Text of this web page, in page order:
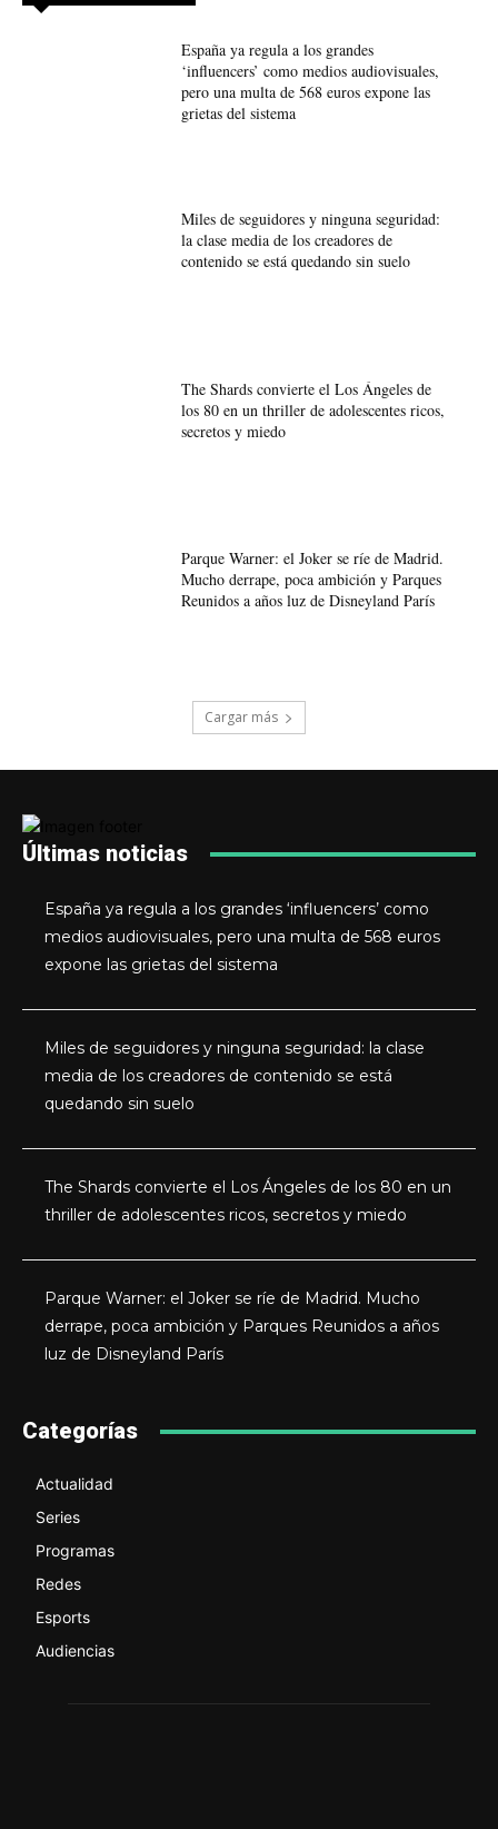
España ya regula a los grandes
‘influencers’ como medios audiovisuales,
pero una multa de 568 euros expone las
grietas del sistema
Miles de seguidores y ninguna seguridad:
la clase media de los creadores de
contenido se está quedando sin suelo
The Shards convierte el Los Ángeles de
los 80 en un thriller de adolescentes ricos,
secretos y miedo
Parque Warner: el Joker se ríe de Madrid.
Mucho derrape, poca ambición y Parques
Reunidos a años luz de Disneyland París
Cargar más
Últimas noticias
España ya regula a los grandes ‘influencers’ como
medios audiovisuales, pero una multa de 568 euros
expone las grietas del sistema
Miles de seguidores y ninguna seguridad: la clase
media de los creadores de contenido se está
quedando sin suelo
The Shards convierte el Los Ángeles de los 80 en un
thriller de adolescentes ricos, secretos y miedo
Parque Warner: el Joker se ríe de Madrid. Mucho
derrape, poca ambición y Parques Reunidos a años
luz de Disneyland París
Categorías
Actualidad
Series
Programas
Redes
Esports
Audiencias